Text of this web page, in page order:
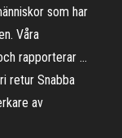
som har
Våra
rapporterar …
retur Snabba
av